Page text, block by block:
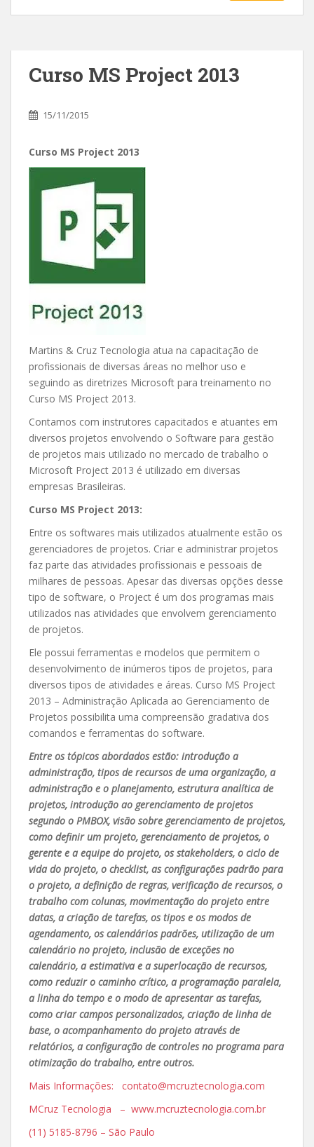
Curso MS Project 2013
15/11/2015
Curso MS Project 2013
Martins & Cruz Tecnologia atua na capacitação de
profissionais de diversas áreas no melhor uso e
seguindo as diretrizes Microsoft para treinamento no
Curso MS Project 2013.
Contamos com instrutores capacitados e atuantes em
diversos projetos envolvendo o Software para gestão
de projetos mais utilizado no mercado de trabalho o
Microsoft Project 2013 é utilizado em diversas
empresas Brasileiras.
Curso MS Project 2013:
Entre os softwares mais utilizados atualmente estão os
gerenciadores de projetos. Criar e administrar projetos
faz parte das atividades profissionais e pessoais de
milhares de pessoas. Apesar das diversas opções desse
tipo de software, o Project é um dos programas mais
utilizados nas atividades que envolvem gerenciamento
de projetos.
Ele possui ferramentas e modelos que permitem o
desenvolvimento de inúmeros tipos de projetos, para
diversos tipos de atividades e áreas. Curso MS Project
2013 – Administração Aplicada ao Gerenciamento de
Projetos possibilita uma compreensão gradativa dos
comandos e ferramentas do software.
Entre os tópicos abordados estão: introdução a
administração, tipos de recursos de uma organização, a
administração e o planejamento, estrutura analítica de
projetos, introdução ao gerenciamento de projetos
segundo o PMBOX, visão sobre gerenciamento de projetos,
como definir um projeto, gerenciamento de projetos, o
gerente e a equipe do projeto, os stakeholders, o ciclo de
vida do projeto, o checklist, as configurações padrão para
o projeto, a definição de regras, verificação de recursos, o
trabalho com colunas, movimentação do projeto entre
datas, a criação de tarefas, os tipos e os modos de
agendamento, os calendários padrões, utilização de um
calendário no projeto, inclusão de exceções no
calendário, a estimativa e a superlocação de recursos,
como reduzir o caminho crítico, a programação paralela,
a linha do tempo e o modo de apresentar as tarefas,
como criar campos personalizados, criação de linha de
base, o acompanhamento do projeto através de
relatórios, a configuração de controles no programa para
otimização do trabalho, entre outros.
Mais Informações: contato@mcruztecnologia.com
MCruz Tecnologia – www.mcruztecnologia.com.br
(11) 5185-8796 – São Paulo